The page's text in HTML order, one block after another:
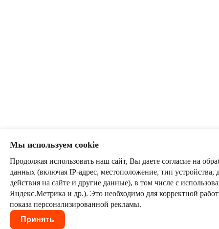
Мы используем cookie
Продолжая использовать наш сайт, Вы даете согласие на
данных (включая IP-адрес, местоположение, тип устройства,
действия на сайте и другие данные), в том числе с
Яндекс.Метрика и др.). Это необходимо для корректной
показа персонализированной рекламы.
Принять